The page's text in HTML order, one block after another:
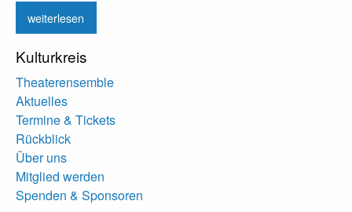
weiterlesen
Kulturkreis
Theaterensemble
Aktuelles
Termine & Tickets
Rückblick
Über uns
Mitglied werden
Spenden & Sponsoren